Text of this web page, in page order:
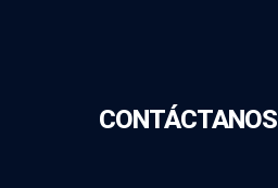
CONTÁCTANOS